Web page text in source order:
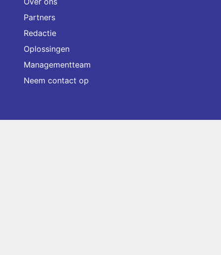
Partners
Redactie
Oplossingen
Managementteam
Neem contact op